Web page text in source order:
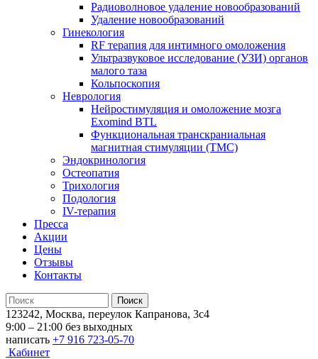
Радиоволновое удаление новообразований
Удаление новообразований
Гинекология
RF терапия для интимного омоложения
Ультразвуковое исследование (УЗИ) органов
малого таза
Кольпоскопия
Неврология
Нейростимуляция и омоложение мозга
Exomind BTL
Функциональная транскраниальная
магнитная стимуляции (ТМС)
Эндокринология
Остеопатия
Трихология
Подология
IV-терапия
Пресса
Акции
Цены
Отзывы
Контакты
123242, Москва, переулок Капранова, 3с4
9:00 – 21:00 без выходных
написать +7 916 723-05-70
Кабинет